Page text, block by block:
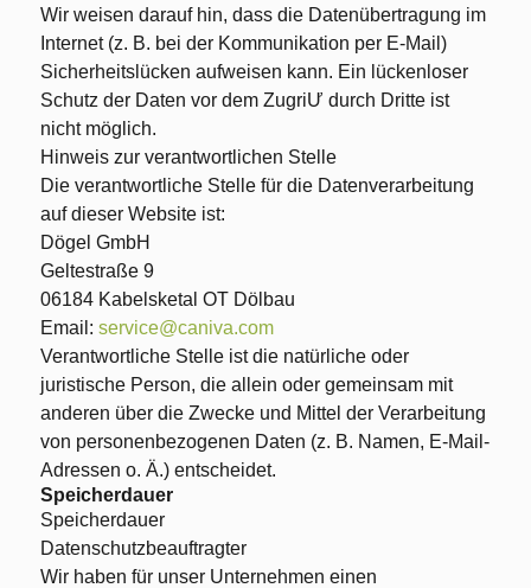
Wir weisen darauf hin, dass die Datenübertragung im
Internet (z. B. bei der Kommunikation per E-Mail)
Sicherheitslücken aufweisen kann. Ein lückenloser
Schutz der Daten vor dem ZugriƯ durch Dritte ist
nicht möglich.
Hinweis zur verantwortlichen Stelle
Die verantwortliche Stelle für die Datenverarbeitung
auf dieser Website ist:
Dögel GmbH
Geltestraße 9
06184 Kabelsketal OT Dölbau
Email: service@caniva.com
Verantwortliche Stelle ist die natürliche oder
juristische Person, die allein oder gemeinsam mit
anderen über die Zwecke und Mittel der Verarbeitung
von personenbezogenen Daten (z. B. Namen, E-Mail-
Adressen o. Ä.) entscheidet.
Speicherdauer
Speicherdauer
Datenschutzbeauftragter
Wir haben für unser Unternehmen einen